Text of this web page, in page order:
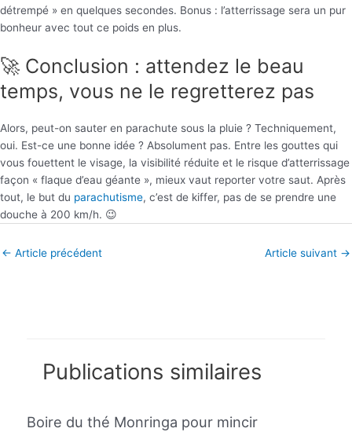
détrempé » en quelques secondes. Bonus : l’atterrissage sera un pur
bonheur avec tout ce poids en plus.
🚀 Conclusion : attendez le beau
temps, vous ne le regretterez pas
Alors, peut-on sauter en parachute sous la pluie ? Techniquement,
oui. Est-ce une bonne idée ? Absolument pas. Entre les gouttes qui
vous fouettent le visage, la visibilité réduite et le risque d’atterrissage
façon « flaque d’eau géante », mieux vaut reporter votre saut. Après
tout, le but du parachutisme, c’est de kiffer, pas de se prendre une
douche à 200 km/h. 😉
← Article précédent Article suivant →
Publications similaires
Boire du thé Monringa pour mincir